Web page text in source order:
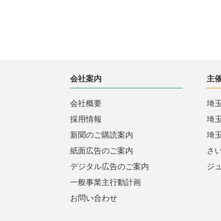
会社案内
会社概要
採用情報
新聞のご購読案内
紙面広告のご案内
デジタル広告のご案内
一般事業主行動計画
お問い合わせ
主
埼
埼
埼
さ
ジ